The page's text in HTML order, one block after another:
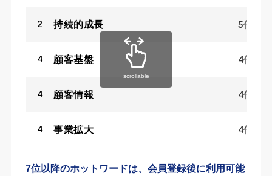
2 持続的成長 5件
4 顧客基盤 4件
4 顧客情報 4件
4 事業拡大 4件
7位以降のホットワードは、会員登録後に利用可能
scrollable